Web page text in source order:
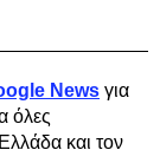
News για
όλες
και τον